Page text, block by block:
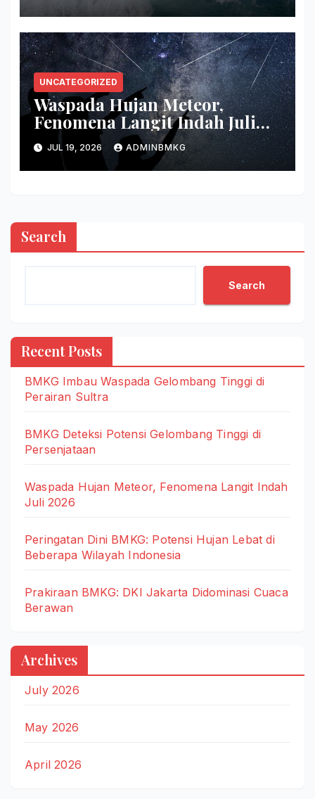
UNCATEGORIZED
Waspada Hujan Meteor,
Fenomena Langit Indah Juli
2026
JUL 19, 2026 ADMINBMKG
Search
Search
Recent Posts
BMKG Imbau Waspada Gelombang Tinggi di
Perairan Sultra
BMKG Deteksi Potensi Gelombang Tinggi di
Persenjataan
Waspada Hujan Meteor, Fenomena Langit Indah
Juli 2026
Peringatan Dini BMKG: Potensi Hujan Lebat di
Beberapa Wilayah Indonesia
Prakiraan BMKG: DKI Jakarta Didominasi Cuaca
Berawan
Archives
July 2026
May 2026
April 2026